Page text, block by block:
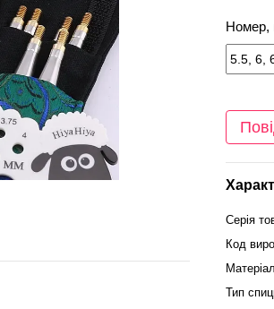
Номер,
Серія
Код
Матеріал
Тип